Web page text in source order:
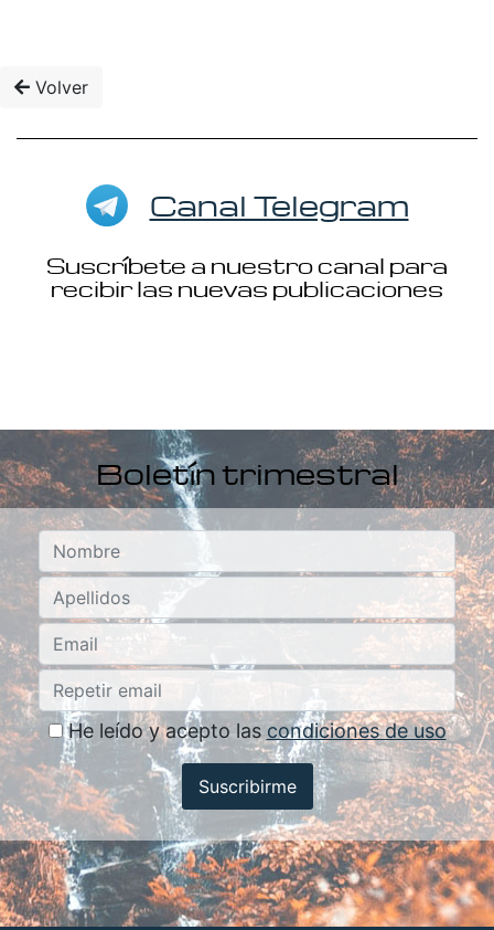
Volver
Canal Telegram
Suscríbete a nuestro canal para
recibir las nuevas publicaciones
Boletín trimestral
He leído y acepto las condiciones de uso
Suscribirme